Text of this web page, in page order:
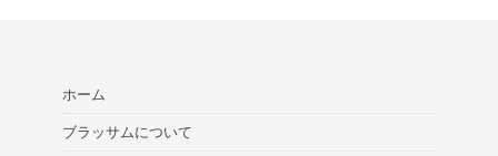
ホーム
ブラッサムについて